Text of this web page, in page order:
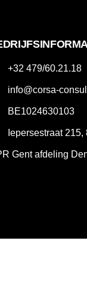
+32 479/60.21.18
info@corsa-
BE1024630103
Iepersestraat
Gent afdeling